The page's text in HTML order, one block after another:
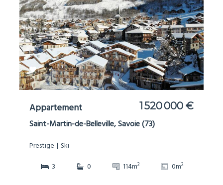
Appartement 1 520 000 €
Saint-Martin-de-Belleville, Savoie (73)
Prestige
Ski
3
0 114m2 0m2